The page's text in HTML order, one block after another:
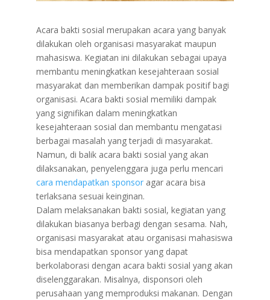
Acara bakti sosial merupakan acara yang banyak
dilakukan oleh organisasi masyarakat maupun
mahasiswa. Kegiatan ini dilakukan sebagai upaya
membantu meningkatkan kesejahteraan sosial
masyarakat dan memberikan dampak positif bagi
organisasi. Acara bakti sosial memiliki dampak
yang signifikan dalam meningkatkan
kesejahteraan sosial dan membantu mengatasi
berbagai masalah yang terjadi di masyarakat.
Namun, di balik acara bakti sosial yang akan
dilaksanakan, penyelenggara juga perlu mencari
cara mendapatkan sponsoragar acara bisa
terlaksana sesuai keinginan.
Dalam melaksanakan bakti sosial, kegiatan yang
dilakukan biasanya berbagi dengan sesama. Nah,
organisasi masyarakat atau organisasi mahasiswa
bisa mendapatkan sponsor yang dapat
berkolaborasi dengan acara bakti sosial yang akan
diselenggarakan. Misalnya, disponsori oleh
perusahaan yang memproduksi makanan. Dengan